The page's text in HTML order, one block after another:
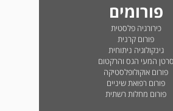
פורומים
כירורגיה פלסטית
פורום קרנית
גינקולוגיה ניתוחית
סרטן המעי הגס והרקטום
פורום אוקולופלסטיקה
פורום רפואת שיניים
פורום מחלות רשתית